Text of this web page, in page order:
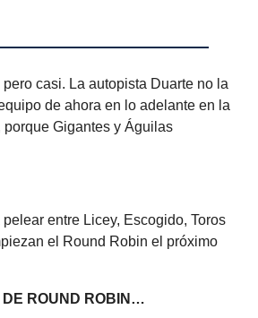
casi. La autopista Duarte no la
de ahora en lo adelante en la
Gigantes y Águilas
entre Licey, Escogido, Toros
el Round Robin el próximo
DE ROUND ROBIN…